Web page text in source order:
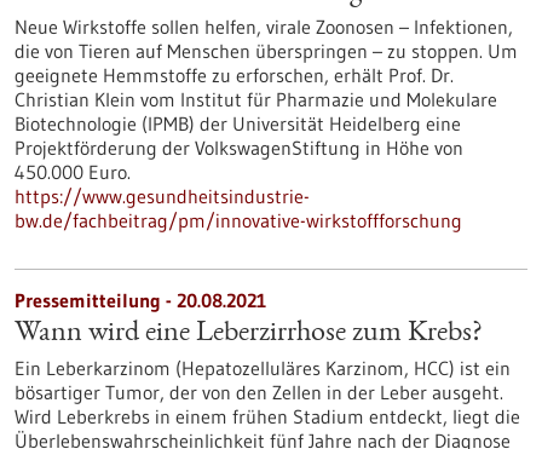
Neue Wirkstoffe sollen helfen, virale Zoonosen – Infektionen,
die von Tieren auf Menschen überspringen – zu stoppen. Um
geeignete Hemmstoffe zu erforschen, erhält Prof. Dr.
Christian Klein vom Institut für Pharmazie und Molekulare
Biotechnologie (IPMB) der Universität Heidelberg eine
Projektförderung der VolkswagenStiftung in Höhe von
450.000 Euro.
https://www.gesundheitsindustrie-
bw.de/fachbeitrag/pm/innovative-wirkstoffforschung
Pressemitteilung - 20.08.2021
Wann wird eine Leberzirrhose zum Krebs?
Ein Leberkarzinom (Hepatozelluläres Karzinom, HCC) ist ein
bösartiger Tumor, der von den Zellen in der Leber ausgeht.
Wird Leberkrebs in einem frühen Stadium entdeckt, liegt die
Überlebenswahrscheinlichkeit fünf Jahre nach der Diagnose